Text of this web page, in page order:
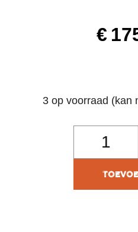
€
3 op voorraad (kan